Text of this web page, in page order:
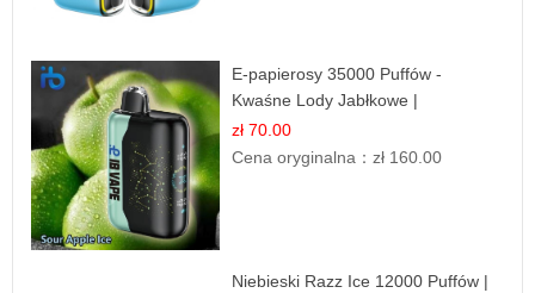
E-papierosy 35000 Puffów -
Kwaśne Lody Jabłkowe |
Orzeźwiający Smak
zł 70.00
Cena oryginalna：zł 160.00
Niebieski Razz Ice 12000 Puffów |